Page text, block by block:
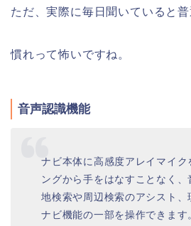
ただ、実際に毎日聞いていると普
慣れって怖いですね。
音声認識機能
ナビ本体に高感度アレイマイク
ングから手をはなすことなく、
地検索や周辺検索のアシスト、
ナビ機能の一部を操作できます